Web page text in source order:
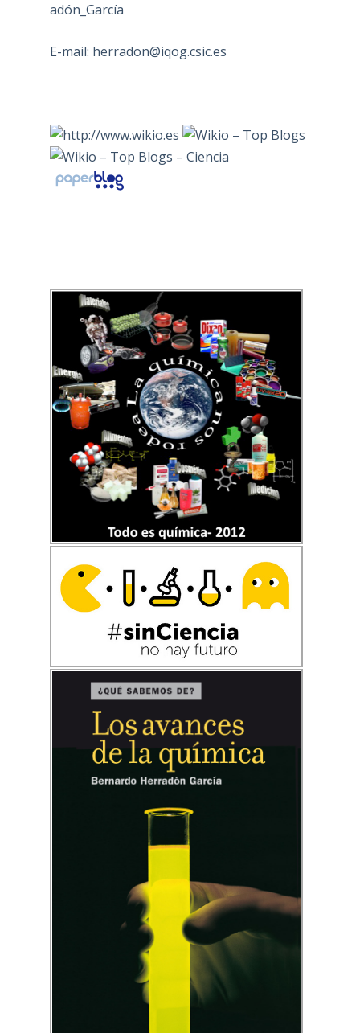
adón_García
E-mail: herradon@iqog.csic.es